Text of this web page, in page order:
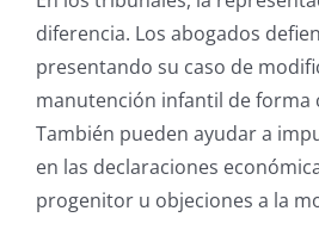
diferencia. Los abogados
presentando su caso de
manutención infantil de forma
También pueden ayudar a
en las declaraciones
progenitor u objeciones a la